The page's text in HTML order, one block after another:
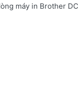
máy in Brother